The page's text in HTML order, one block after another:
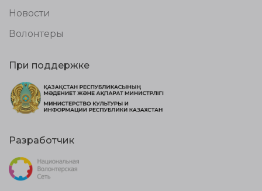
Новости
Волонтеры
При поддержке
Разработчик